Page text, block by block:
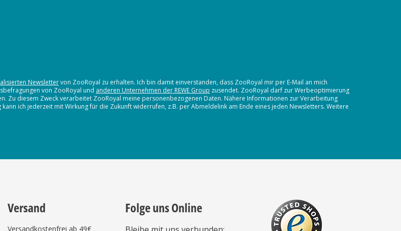
Newslettervon ZooRoyal zu erhalten. Ich bin damit einverstanden, dass ZooRoyal mir per E-Mail an mich
von ZooRoyal und anderen Unternehmen der REWE Group zusendet. ZooRoyal darf zur Werbeoptimierung
Zu diesem Zweck verarbeitet ZooRoyal meine personenbezogenen Daten. Nähere Informationen zur Verarbeitung
ich jederzeit mit Wirkung für die Zukunft widerrufen, z.B. per Abmeldelink am Ende eines jeden Newsletters. Weitere
Versand
Versandkostenfrei ab 49€
Folge uns Online